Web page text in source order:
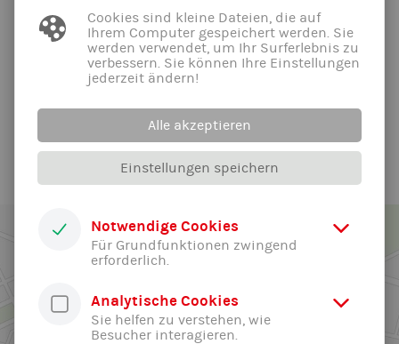
bisher
Tabata-Training
online, s. Kursbeschreibung
Alle News der Abteilung ...
Cookies sind kleine Dateien, die auf
Ihrem Computer gespeichert werden. Sie
werden verwendet, um Ihr Surferlebnis zu
verbessern. Sie können Ihre Einstellungen
jederzeit ändern!
Alle akzeptieren
Einstellungen speichern
Notwendige Cookies
Für Grundfunktionen zwingend
erforderlich.
Analytische Cookies
Sie helfen zu verstehen, wie
Besucher interagieren.